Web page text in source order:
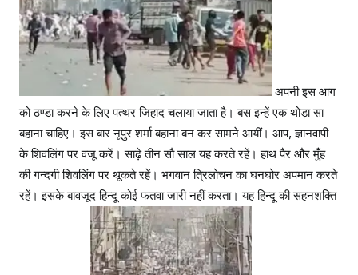
अपनी इस आग
को ठण्डा करने के लिए पत्थर जिहाद चलाया जाता है। बस इन्हें एक थोड़ा सा
बहाना चाहिए। इस बार नूपुर शर्मा बहाना बन कर सामने आयीं। आप, ज्ञानवापी
के शिवलिंग पर वजू करें। साढ़े तीन सौ साल यह करते रहें। हाथ पैर और मुँह
की गन्दगी शिवलिंग पर थूकते रहें। भगवान त्रिलोचन का घनघोर अपमान करते
रहें। इसके बावजूद हिन्दू कोई फतवा जारी नहीं करता। यह हिन्दू की सहनशक्ति